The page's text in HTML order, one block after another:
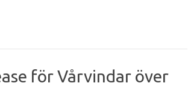
för Vårvindar över